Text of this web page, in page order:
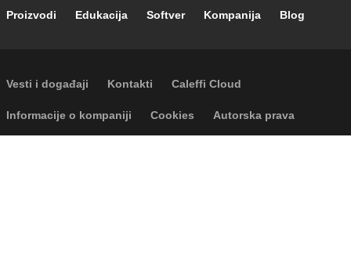
Footer main navigation
Proizvodi Edukacija Softver Kompanija Blog
Footer secondary navigation
Vesti i događaji Kontakti Caleffi Cloud
Footer menu
Informacije o kompaniji Cookies Autorska prava